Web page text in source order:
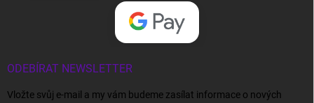
ODEBÍRAT NEWSLETTER
Vložte svůj e-mail a my vám budeme zasílat informace o nových